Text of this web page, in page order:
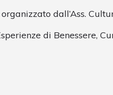
dall’Ass.
di Benessere,